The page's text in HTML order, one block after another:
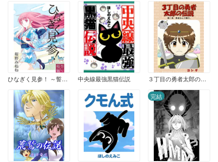
ひなぎく見参！ ～誓いの桜編～ 中央線最強黒猫伝説 ３丁目の勇者太郎の伝説 1
完結